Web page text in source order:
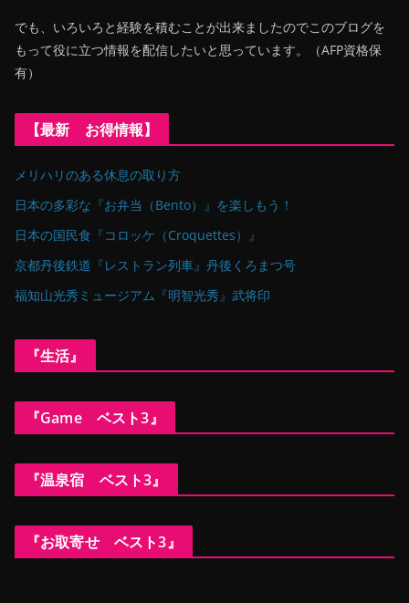
でも、いろいろと経験を積むことが出来ましたのでこのブログを
もって役に立つ情報を配信したいと思っています。（AFP資格保
有）
【最新 お得情報】
メリハリのある休息の取り方
日本の多彩な『お弁当（Bento）』を楽しもう！
日本の国民食『コロッケ（Croquettes）』
京都丹後鉄道『レストラン列車』丹後くろまつ号
福知山光秀ミュージアム『明智光秀』武将印
『生活』
『Game ベスト3』
『温泉宿 ベスト3』
『お取寄せ ベスト3』